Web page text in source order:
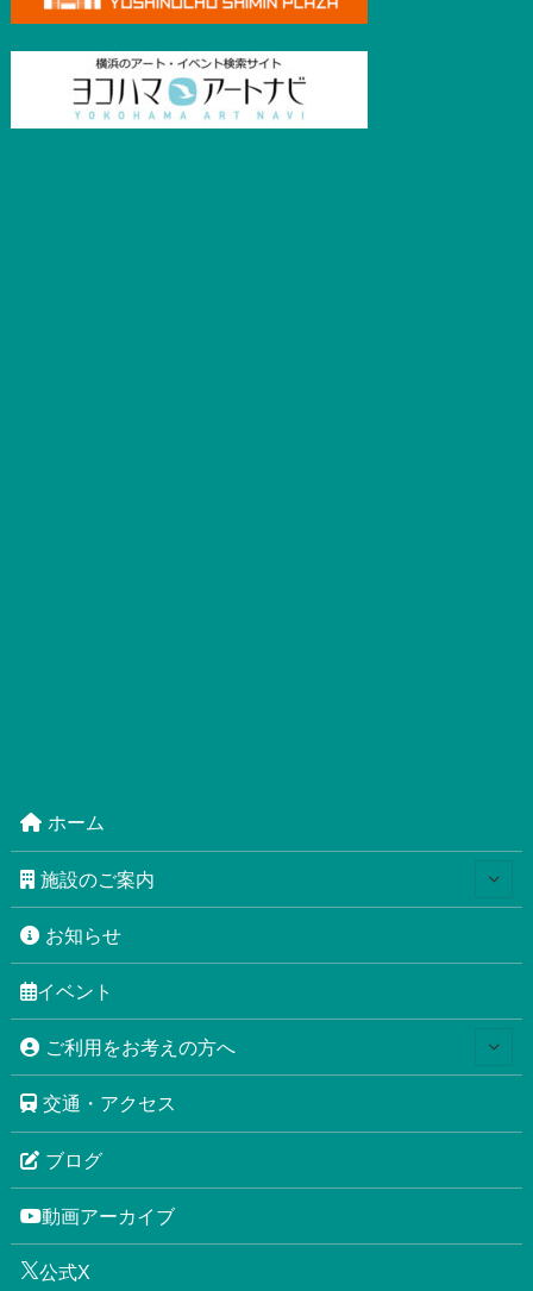
ホーム
施設のご案内
お知らせ
イベント
ご利用をお考えの方へ
交通・アクセス
ブログ
動画アーカイブ
公式X